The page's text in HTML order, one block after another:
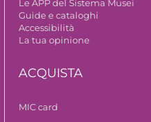
Le APP del Sistema Musei
Guide e cataloghi
Accessibilità
La tua opinione
ACQUISTA
MIC card